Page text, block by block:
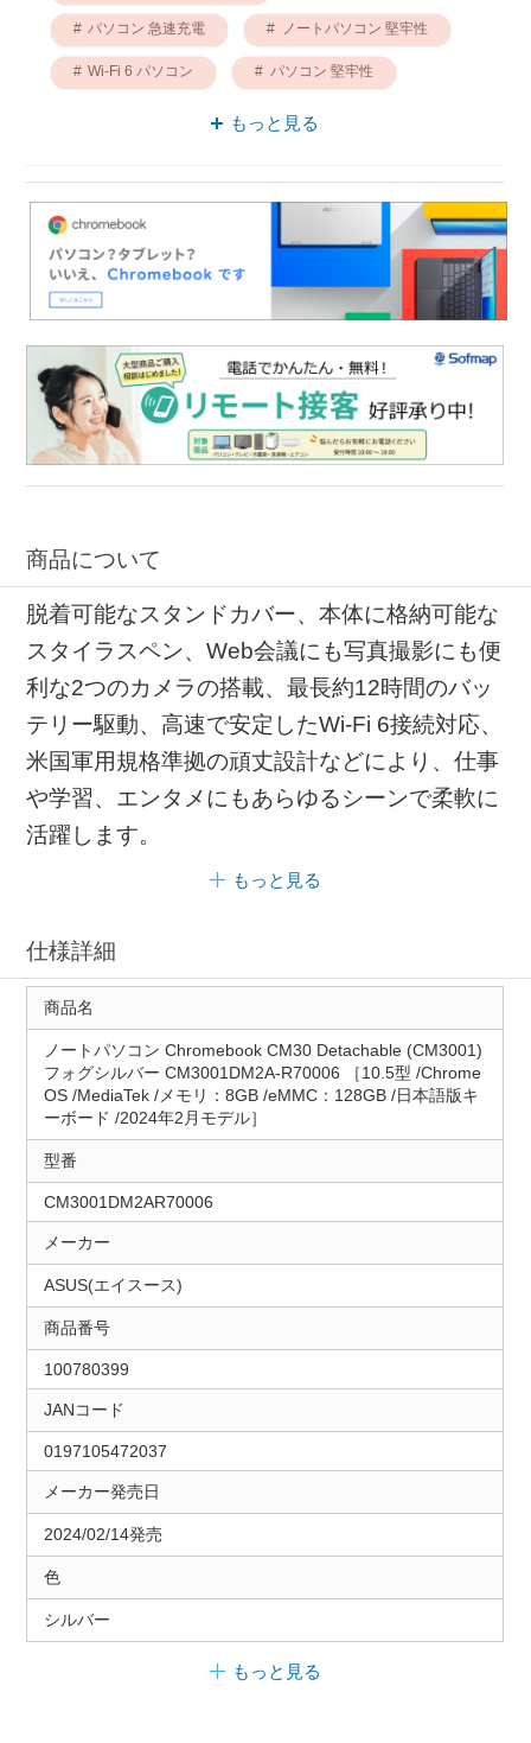
パソコン 急速充電 ノートパソコン 堅牢性
Wi-Fi 6 パソコン パソコン 堅牢性
もっと見る
商品について
脱着可能なスタンドカバー、本体に格納可能な
スタイラスペン、Web会議にも写真撮影にも便
利な2つのカメラの搭載、最長約12時間のバッ
テリー駆動、高速で安定したWi-Fi 6接続対応、
米国軍用規格準拠の頑丈設計などにより、仕事
や学習、エンタメにもあらゆるシーンで柔軟に
活躍します。
もっと見る
仕様詳細
商品名
ノートパソコン Chromebook CM30 Detachable (CM3001)
フォグシルバー CM3001DM2A-R70006 ［10.5型 /Chrome
OS /MediaTek /メモリ：8GB /eMMC：128GB /日本語版キ
ーボード /2024年2月モデル］
型番
CM3001DM2AR70006
メーカー
ASUS(エイスース)
商品番号
100780399
JANコード
0197105472037
メーカー発売日
2024/02/14発売
色
シルバー
もっと見る